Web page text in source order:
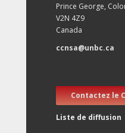
Prince George,
V2N 4Z9
Canada
ccnsa@unbc.ca
Contactez le
Liste de diffusion